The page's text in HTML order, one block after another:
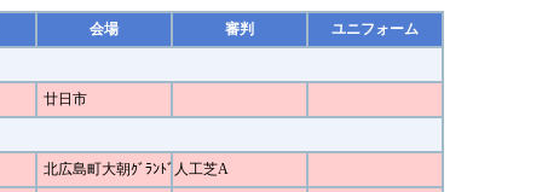
会場 審判 ユニフォーム
廿日市
北広島町大朝ｸﾞﾗﾝﾄﾞ人工芝A